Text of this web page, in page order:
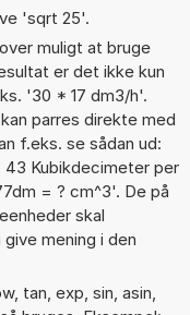
'sqrt 25'.
muligt at bruge
er det ikke kun
'30 * 17 dm3/h'.
parres direkte med
f.eks. se sådan ud:
Kubikdecimeter per
= ? cm^3'. De på
skal
mening i den
tan, exp, sin, asin,